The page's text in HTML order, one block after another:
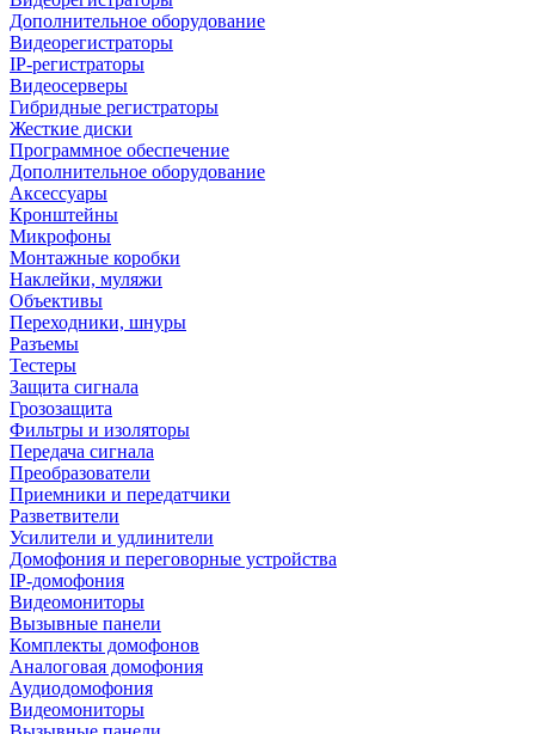
Дополнительное оборудование
Видеорегистраторы
IP-регистраторы
Видеосерверы
Гибридные регистраторы
Жесткие диски
Программное обеспечение
Дополнительное оборудование
Аксессуары
Кронштейны
Микрофоны
Монтажные коробки
Наклейки, муляжи
Объективы
Переходники, шнуры
Разъемы
Тестеры
Защита сигнала
Грозозащита
Фильтры и изоляторы
Передача сигнала
Преобразователи
Приемники и передатчики
Разветвители
Усилители и удлинители
Домофония и переговорные устройства
IP-домофония
Видеомониторы
Вызывные панели
Комплекты домофонов
Аналоговая домофония
Аудиодомофония
Видеомониторы